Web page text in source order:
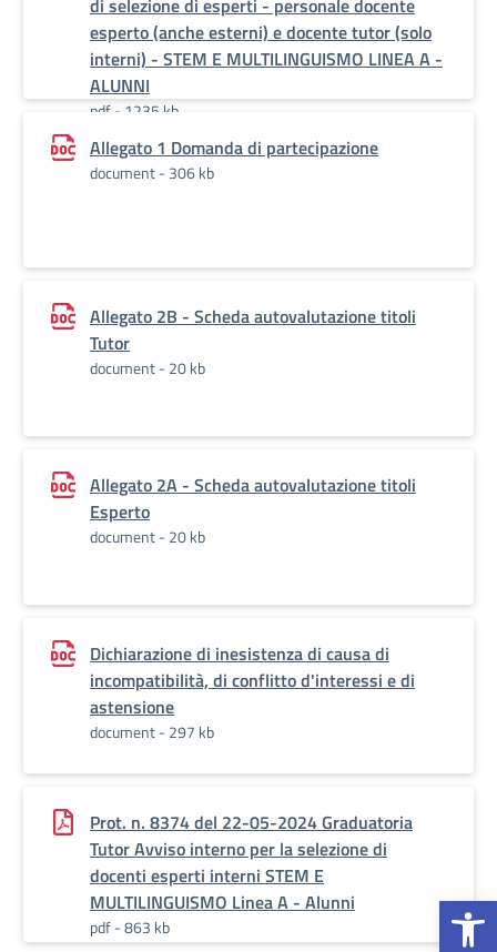
di selezione di esperti - personale docente
esperto (anche esterni) e docente tutor (solo
interni) - STEM E MULTILINGUISMO LINEA A -
ALUNNI
pdf - 1235 kb
Allegato 1 Domanda di partecipazione
document - 306 kb
Allegato 2B - Scheda autovalutazione titoli
Tutor
document - 20 kb
Allegato 2A - Scheda autovalutazione titoli
Esperto
document - 20 kb
Dichiarazione di inesistenza di causa di
incompatibilità, di conflitto d'interessi e di
astensione
document - 297 kb
Prot. n. 8374 del 22-05-2024 Graduatoria
Tutor Avviso interno per la selezione di
docenti esperti interni STEM E
MULTILINGUISMO Linea A - Alunni
pdf - 863 kb